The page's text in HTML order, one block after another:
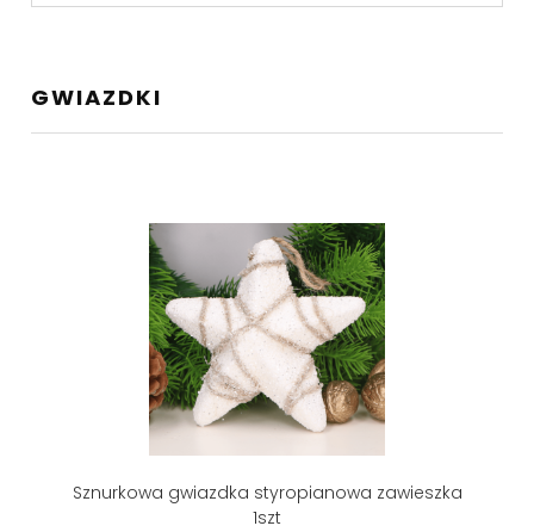
GWIAZDKI
Sznurkowa gwiazdka styropianowa zawieszka
1szt